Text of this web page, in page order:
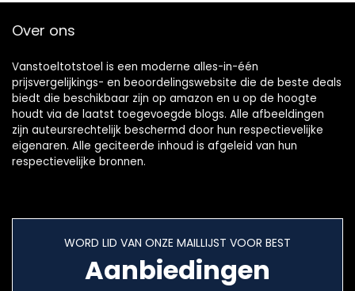
Over ons
Vanstoeltotstoel is een moderne alles-in-één
prijsvergelijkings- en beoordelingswebsite die de beste deals
biedt die beschikbaar zijn op amazon en u op de hoogte
houdt via de laatst toegevoegde blogs. Alle afbeeldingen
zijn auteursrechtelijk beschermd door hun respectievelijke
eigenaren. Alle geciteerde inhoud is afgeleid van hun
respectievelijke bronnen.
WORD LID VAN ONZE MAILLIJST VOOR BEST
Aanbiedingen